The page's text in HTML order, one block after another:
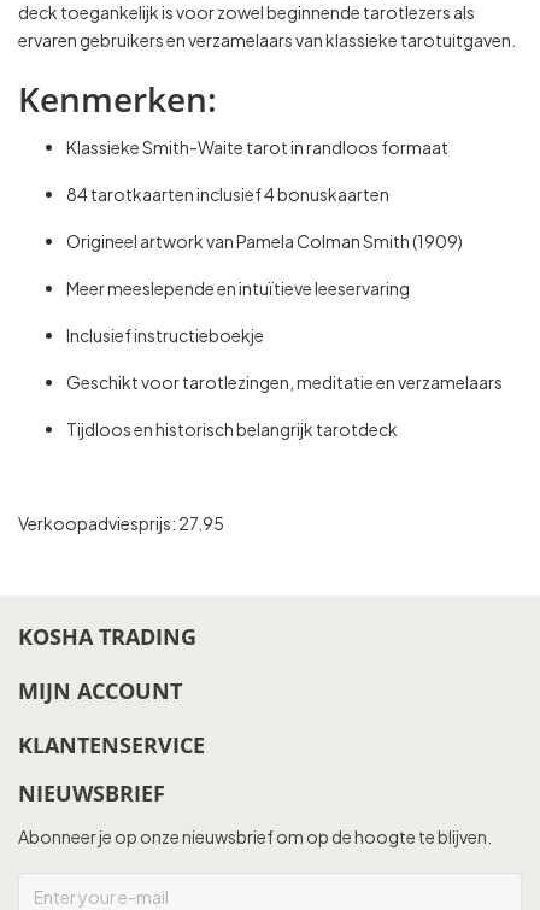
deck toegankelijk is voor zowel beginnende tarotlezers als
ervaren gebruikers en verzamelaars van klassieke tarotuitgaven.
Kenmerken:
Klassieke Smith-Waite tarot in randloos formaat
84 tarotkaarten inclusief 4 bonuskaarten
Origineel artwork van Pamela Colman Smith (1909)
Meer meeslepende en intuïtieve leeservaring
Inclusief instructieboekje
Geschikt voor tarotlezingen, meditatie en verzamelaars
Tijdloos en historisch belangrijk tarotdeck
Verkoopadviesprijs: 27.95
KOSHA TRADING
MIJN ACCOUNT
KLANTENSERVICE
NIEUWSBRIEF
Abonneer je op onze nieuwsbrief om op de hoogte te blijven.